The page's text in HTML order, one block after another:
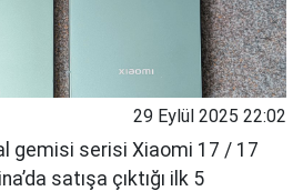
29 Eylül 2025 22:02
gemisi serisi Xiaomi 17 / 17
satışa çıktığı ilk 5